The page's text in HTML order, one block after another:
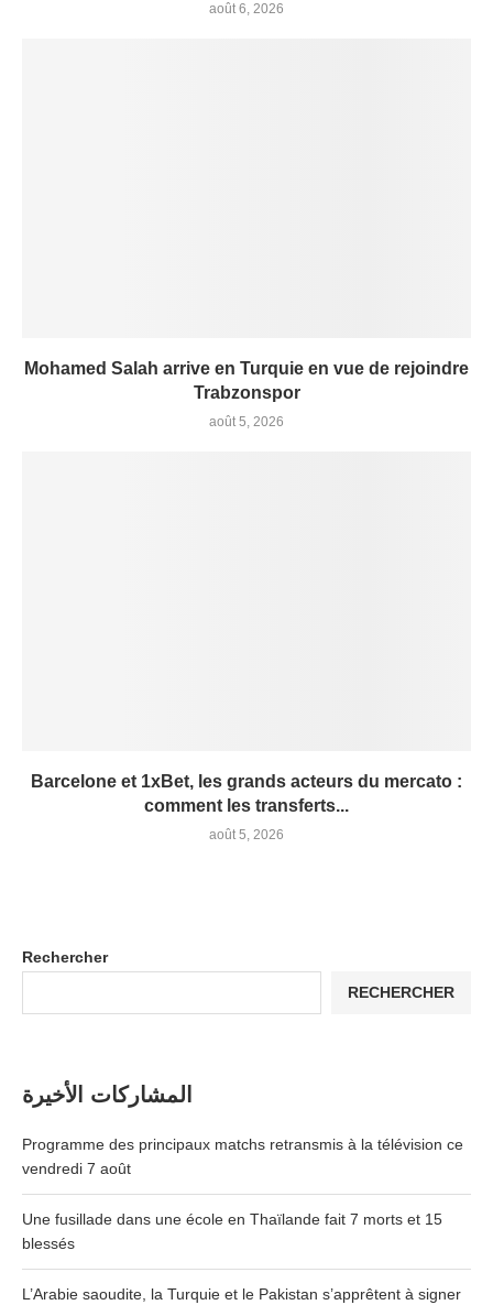
août 6, 2026
Mohamed Salah arrive en Turquie en vue de rejoindre
Trabzonspor
août 5, 2026
Barcelone et 1xBet, les grands acteurs du mercato :
comment les transferts...
août 5, 2026
Rechercher
RECHERCHER
المشاركات الأخيرة
Programme des principaux matchs retransmis à la télévision ce
vendredi 7 août
Une fusillade dans une école en Thaïlande fait 7 morts et 15
blessés
L’Arabie saoudite, la Turquie et le Pakistan s’apprêtent à signer